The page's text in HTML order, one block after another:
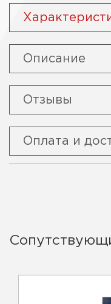
Описание
Отзывы
Оплата и